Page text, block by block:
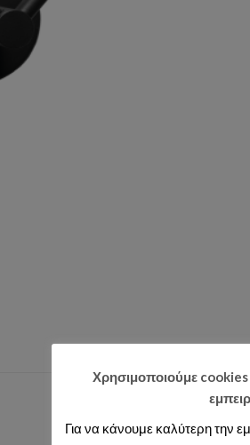
Χρησιμοποιούμε cookies
Για να κάνουμε καλύτερη την